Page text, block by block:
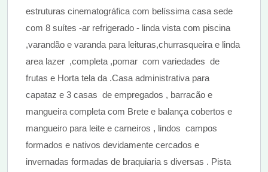
estruturas cinematográfica com belíssima casa sede
com 8 suítes -ar refrigerado - linda vista com piscina
,varandão e varanda para leituras,churrasqueira e linda
area lazer ,completa ,pomar com variedades de
frutas e Horta tela da .Casa administrativa para
capataz e 3 casas de empregados , barracão e
mangueira completa com Brete e balança cobertos e
mangueiro para leite e carneiros , lindos campos
formados e nativos devidamente cercados e
invernadas formadas de braquiaria s diversas . Pista